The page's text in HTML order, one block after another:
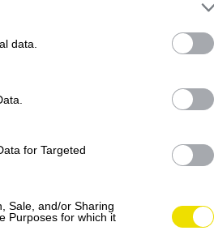
data.
for Targeted
Sale, and/or Sharing
Purposes for which it